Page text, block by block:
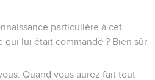
particulière à cet
qui lui était commandé ? Bien sûr
Quand vous aurez fait tout